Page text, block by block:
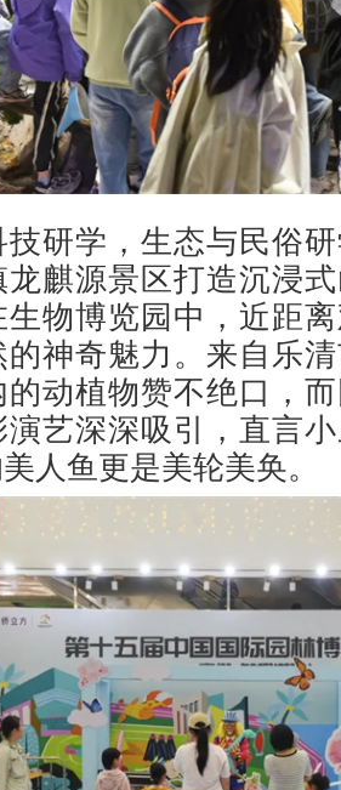
学，生态与民俗研
麒源景区打造沉浸
物博览园中，近距
的神奇魅力。来自乐
的动植物赞不绝口，
演艺深深吸引，直言
人鱼更是美轮美奂。